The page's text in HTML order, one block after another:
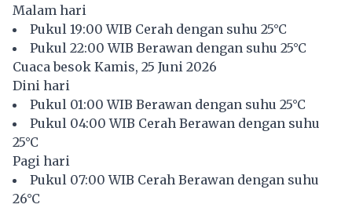
Malam hari
Pukul 19:00 WIB Cerah dengan suhu 25°C
Pukul 22:00 WIB Berawan dengan suhu 25°C
Cuaca besok Kamis, 25 Juni 2026
Dini hari
Pukul 01:00 WIB Berawan dengan suhu 25°C
Pukul 04:00 WIB Cerah Berawan dengan suhu
25°C
Pagi hari
Pukul 07:00 WIB Cerah Berawan dengan suhu
26°C